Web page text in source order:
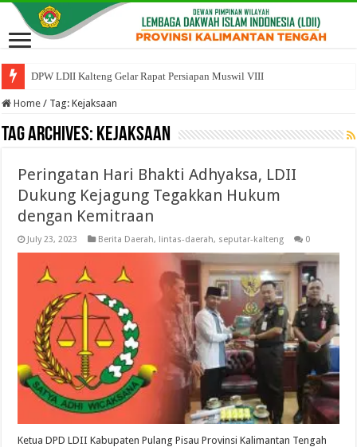
DPW LDII Kalteng Gelar Rapat Persiapan Muswil VIII
Home / Tag:Kejaksaan
Tag Archives: Kejaksaan
Peringatan Hari Bhakti Adhyaksa, LDII
Dukung Kejagung Tegakkan Hukum
dengan Kemitraan
July 23, 2023 Berita Daerah, lintas-daerah, seputar-kalteng 0
Ketua DPD LDII Kabupaten Pulang Pisau Provinsi Kalimantan Tengah